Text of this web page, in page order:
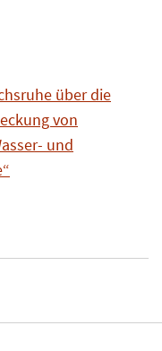
über die
von
und